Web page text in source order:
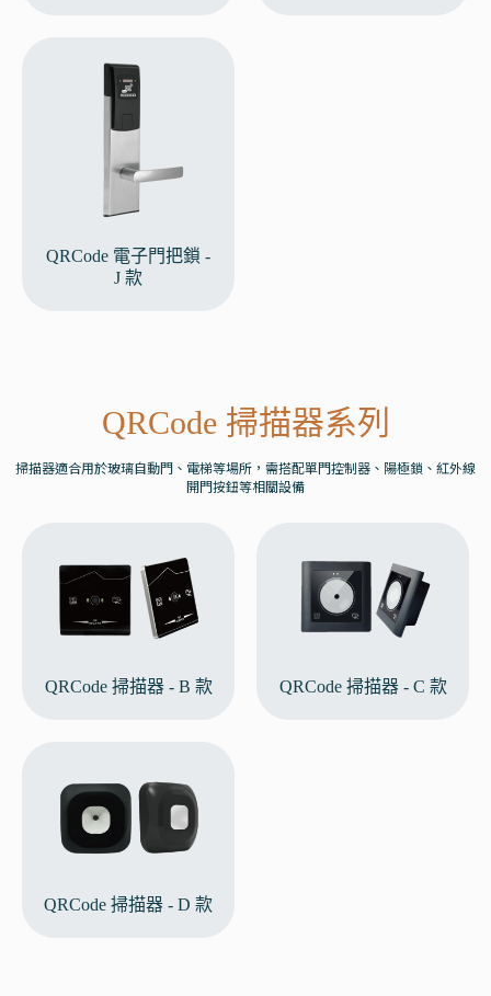
QRCode 電子門把鎖 -
J 款
QRCode 掃描器系列
掃描器適合用於玻璃自動門、電梯等場所，需搭配單門控制器、陽極鎖、紅外線
開門按鈕等相關設備
QRCode 掃描器 - B 款 QRCode 掃描器 - C 款
QRCode 掃描器 - D 款